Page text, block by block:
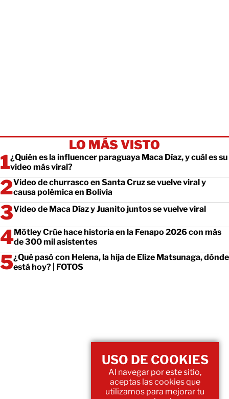
LO MÁS VISTO
¿Quién es la influencer paraguaya Maca Díaz, y cuál es su
video más viral?
Video de churrasco en Santa Cruz se vuelve viral y
causa polémica en Bolivia
Video de Maca Díaz y Juanito juntos se vuelve viral
Mötley Crüe hace historia en la Fenapo 2026 con más
de 300 mil asistentes
¿Qué pasó con Helena, la hija de Elize Matsunaga, dónde
está hoy? | FOTOS
USO DE COOKIES
Al navegar por este sitio,
aceptas las cookies que
utilizamos para mejorar tu